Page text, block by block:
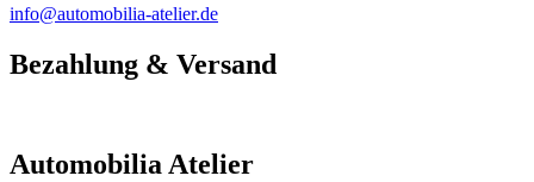
info@automobilia-atelier.de
Bezahlung & Versand
Automobilia Atelier